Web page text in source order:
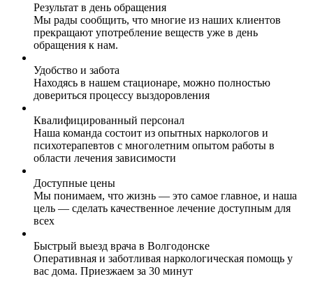
Результат в день обращения
Мы рады сообщить, что многие из наших клиентов
прекращают употребление веществ уже в день
обращения к нам.
Удобство и забота
Находясь в нашем стационаре, можно полностью
довериться процессу выздоровления
Квалифицированный персонал
Наша команда состоит из опытных наркологов и
психотерапевтов с многолетним опытом работы в
области лечения зависимости
Доступные цены
Мы понимаем, что жизнь — это самое главное, и наша
цель — сделать качественное лечение доступным для
всех
Быстрый выезд врача в Волгодонске
Оперативная и заботливая наркологическая помощь у
вас дома. Приезжаем за 30 минут